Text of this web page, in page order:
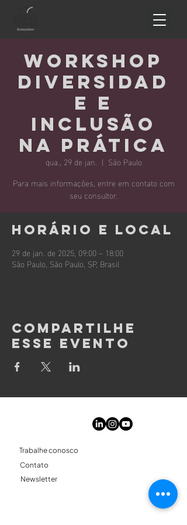
Workshop
Diversidad
e e
inclusão
na prática
qua., 29 de jan.
  |
São Paulo
Para mais informações, entre em contato com
seu consultor.
Horário e local
29 de jan. de 2025, 09:00 – 18:00
São Paulo, São Paulo, SP, Brasil
Compartilhe
esse evento
Trabalhe conosco
Contato
Newsletter